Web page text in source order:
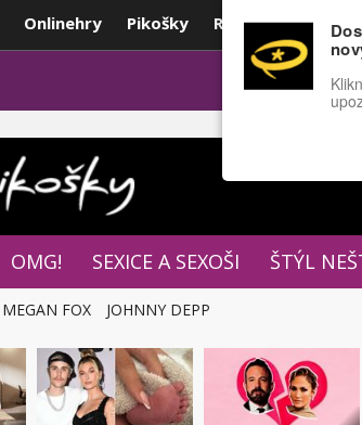
Onlinehry Pikošky Rozprávky
POPULÁRNE
OMG! SEXICE A SEXOŠI ŠTÝL
MEGAN FOX JOHNNY DEPP